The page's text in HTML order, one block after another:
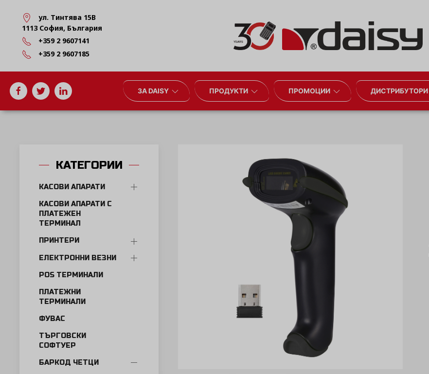
ул. Тинтява 15В
1113 София, България
+359 2 9607141
+359 2 9607185
ЗА DAISY ПРОДУКТИ ПРОМОЦИИ ДИСТРИБУТОРИ
КАТЕГОРИИ
КАСОВИ АПАРАТИ
КАСОВИ АПАРАТИ С
ПЛАТЕЖЕН
ТЕРМИНАЛ
ПРИНТЕРИ
ЕЛЕКТРОННИ ВЕЗНИ
POS ТЕРМИНАЛИ
ПЛАТЕЖНИ
ТЕРМИНАЛИ
ФУВАС
ТЪРГОВСКИ
СОФТУЕР
БАРКОД ЧЕТЦИ